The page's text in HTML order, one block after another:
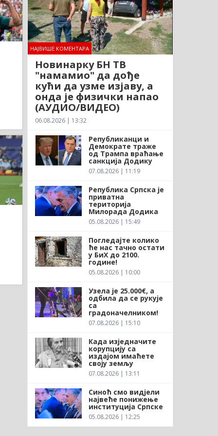
НАЈВИШЕ КОМЕНТАРА
Новинарку БН ТВ
"намамио" да дође
кући да узме изјаву, а
онда је физички напао
(АУДИО/ВИДЕО)
06.08.2026 | 13:32
Републиканци и
Демократе траже
од Трампа враћање
санкција Додику
07.08.2026 | 11:19
Република Српска је
приватна
територија
Милорада Додика
05.08.2026 | 15:49
Погледајте колико
ће нас тачно остати
у БиХ до 2100.
године!
05.08.2026 | 10:00
Узела је 25.000€, а
одбила да се рукује
са
градоначелником!
07.08.2026 | 15:10
Када изједначите
корупцију са
издајом имаћете
своју земљу
07.08.2026 | 13:11
Синоћ смо видјели
највеће понижење
институција Српске
05.08.2026 | 12:25